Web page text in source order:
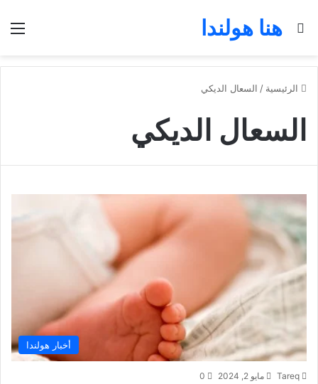
هنا هولندا
بحث عن
الرئيسية / السعال الديكي
السعال الديكي
أخبار هولندا
Tareq مايو 2, 2024 0